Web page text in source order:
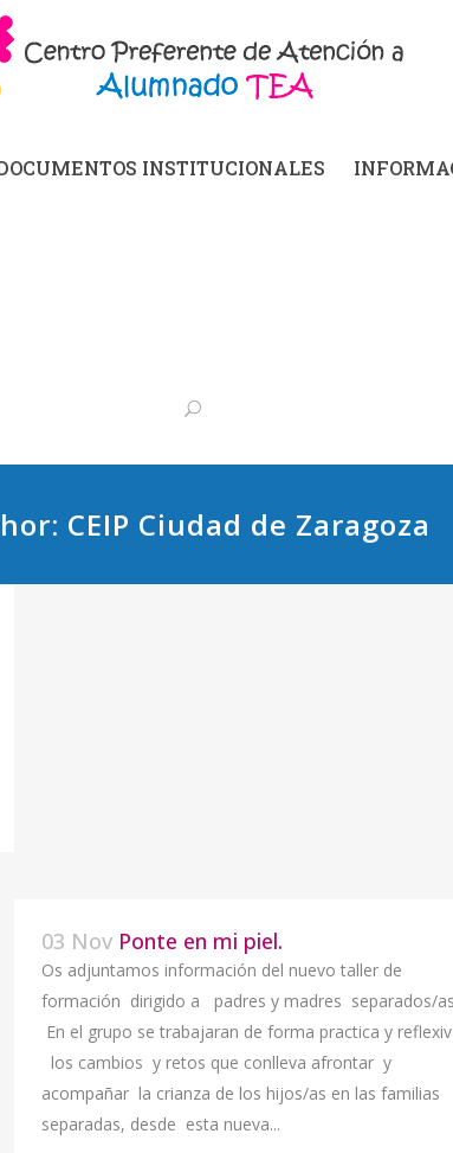
INSTITUCIONALES
CEIP Ciudad de Zaragoza
03 Nov Ponte en mi piel.
Os adjuntamos información del nuevo taller de
formación dirigido a padres y madres separados/
En el grupo se trabajaran de forma practica y
los cambios y retos que conlleva afrontar y
acompañar la crianza de los hijos/as en las familias
separadas, desde esta nueva...